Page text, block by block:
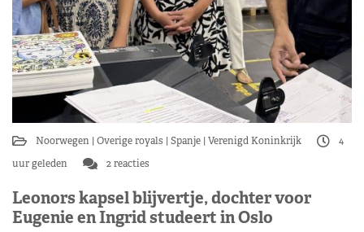
Noorwegen Overige royals Spanje Verenigd Koninkrijk
4
uur geleden
2 reacties
Leonors kapsel blijvertje, dochter voor
Eugenie en Ingrid studeert in Oslo